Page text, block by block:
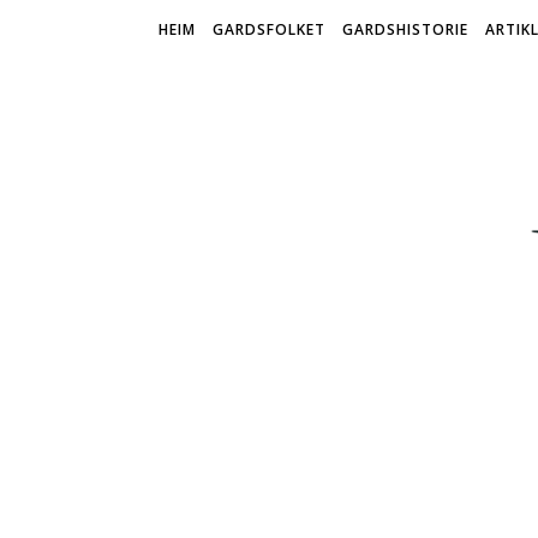
HEIM GARDSFOLKET GARDSHISTORIE